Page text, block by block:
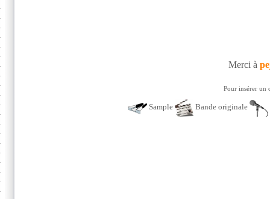
Merci à
Pour insérer un
Sample Bande originale